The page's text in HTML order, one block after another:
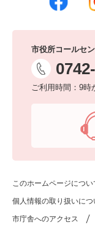
市役所コールセ
ご利用時間：9時
このホームページについ
個人情報の取り扱いにつ
市庁舎へのアクセス